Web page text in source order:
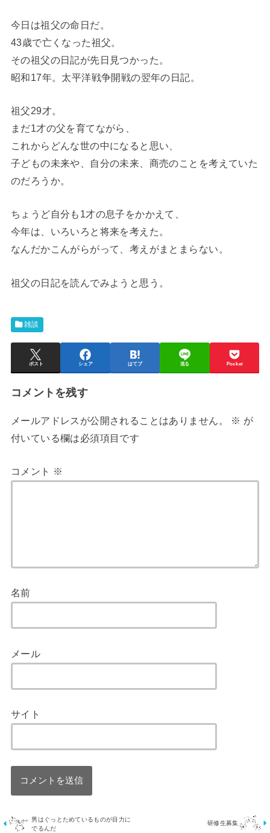
今日は祖父の命日だ。
43歳で亡くなった祖父。
その祖父の日記が先日見つかった。
昭和17年。太平洋戦争開戦の翌年の日記。
祖父29才。
まだ1才の父を育てながら、
これからどんな世の中になると思い、
子どもの未来や、自分の未来、商売のことを考えていた
のだろうか。
ちょうど自分も1才の息子をかかえて、
今年は、いろいろと将来を考えた。
なんだかこんがらがって、考えがまとまらない。
祖父の日記を読んでみようと思う。
雑談
ポスト シェア はてブ 送る Pocket
コメントを残す
メールアドレスが公開されることはありません。 ※ が
付いている欄は必須項目です
コメント ※
名前
メール
サイト
男はぐっとためているものが目力に
でるんだ
研修生募集